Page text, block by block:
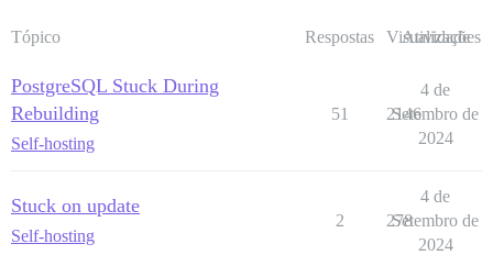
Tópico Respostas Visualizações
Atividade
PostgreSQL Stuck During
Rebuilding
Self-hosting
51 2146
4 de
Setembro de
2024
Stuck on update
Self-hosting
2 278
4 de
Setembro de
2024